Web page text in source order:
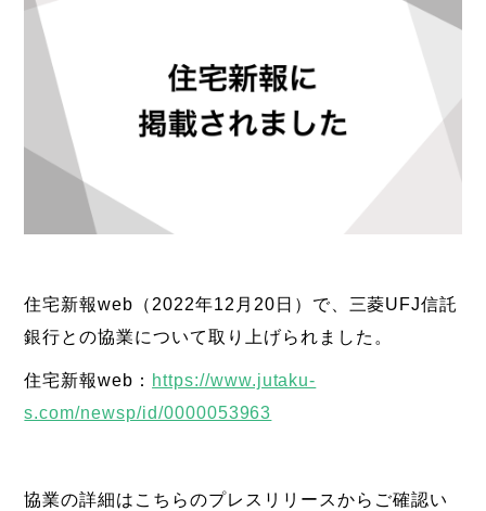
住宅新報web（2022年12月20日）で、三菱UFJ信託
銀行との協業について取り上げられました。
住宅新報web： https://www.jutaku-
s.com/newsp/id/0000053963
協業の詳細はこちらのプレスリリースからご確認い